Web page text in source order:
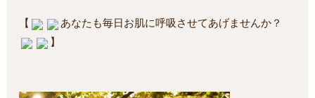
【
あなたも毎日お肌に呼吸させてあげませんか？
】